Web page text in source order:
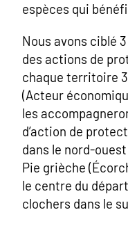
espèces qui
Nous avons ciblé
des actions de
chaque territoire
(Acteur
les
d’action de
dans le nord-
Pie grièche
le centre du
clochers dans le